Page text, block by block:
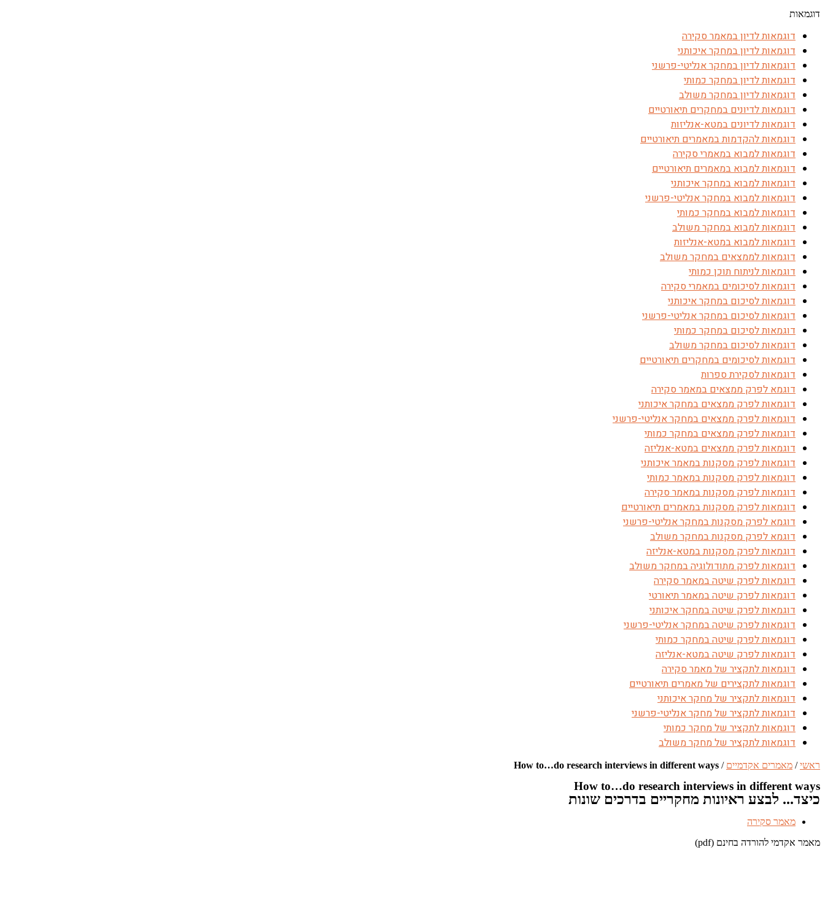
דוגמאות
דוגמאות לדיון במאמר סקירה
דוגמאות לדיון במחקר איכותני
דוגמאות לדיון במחקר אנליטי-פרשני
דוגמאות לדיון במחקר כמותי
דוגמאות לדיון במחקר משולב
דוגמאות לדיונים במחקרים תיאורטיים
דוגמאות לדיונים במטא-אנליזות
דוגמאות להקדמות במאמרים תיאורטיים
דוגמאות למבוא במאמרי סקירה
דוגמאות למבוא במאמרים תיאורטיים
דוגמאות למבוא במחקר איכותני
דוגמאות למבוא במחקר אנליטי-פרשני
דוגמאות למבוא במחקר כמותי
דוגמאות למבוא במחקר משולב
דוגמאות למבוא במטא-אנליזות
דוגמאות לממצאים במחקר משולב
דוגמאות לניתוח תוכן כמותי
דוגמאות לסיכומים במאמרי סקירה
דוגמאות לסיכום במחקר איכותני
דוגמאות לסיכום במחקר אנליטי-פרשני
דוגמאות לסיכום במחקר כמותי
דוגמאות לסיכום במחקר משולב
דוגמאות לסיכומים במחקרים תיאורטיים
דוגמאות לסקירת ספרות
דוגמא לפרק ממצאים במאמר סקירה
דוגמאות לפרק ממצאים במחקר איכותני
דוגמאות לפרק ממצאים במחקר אנליטי-פרשני
דוגמאות לפרק ממצאים במחקר כמותי
דוגמאות לפרק ממצאים במטא-אנליזה
דוגמאות לפרק מסקנות במאמר איכותני
דוגמאות לפרק מסקנות במאמר כמותי
דוגמאות לפרק מסקנות במאמר סקירה
דוגמאות לפרק מסקנות במאמרים תיאורטיים
דוגמא לפרק מסקנות במחקר אנליטי-פרשני
דוגמא לפרק מסקנות במחקר משולב
דוגמאות לפרק מסקנות במטא-אנליזה
דוגמאות לפרק מתודולוגיה במחקר משולב
דוגמאות לפרק שיטה במאמר סקירה
דוגמאות לפרק שיטה במאמר תיאורטי
דוגמאות לפרק שיטה במחקר איכותני
דוגמאות לפרק שיטה במחקר אנליטי-פרשני
דוגמאות לפרק שיטה במחקר כמותי
דוגמאות לפרק שיטה במטא-אנליזה
דוגמאות לתקציר של מאמר סקירה
דוגמאות לתקצירים של מאמרים תיאורטיים
דוגמאות לתקציר של מחקר איכותני
דוגמאות לתקציר של מחקר אנליטי-פרשני
דוגמאות לתקציר של מחקר כמותי
דוגמאות לתקציר של מחקר משולב
ראשי/ מאמרים אקדמיים /
How to…do research interviews in different ways
How to…do research interviews in different ways
כיצד... לבצע ראיונות מחקריים בדרכים שונות
מאמר סקירה
מאמר אקדמי להורדה בחינם (pdf)